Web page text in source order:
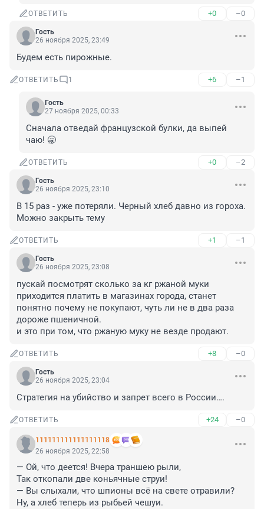
ОТВЕТИТЬ +0 –0
Гость
26 ноября 2025, 23:49
Будем есть пирожные.
ОТВЕТИТЬ 1 +6 –1
Гость
27 ноября 2025, 00:33
Сначала отведай французской булки, да выпей
чаю! 🥱
ОТВЕТИТЬ +0 –2
Гость
26 ноября 2025, 23:10
В 15 раз - уже потеряли. Черный хлеб давно из гороха.
Можно закрыть тему
ОТВЕТИТЬ +1 –1
Гость
26 ноября 2025, 23:08
пускай посмотрят сколько за кг ржаной муки
приходится платить в магазинах города, станет
понятно почему не покупают, чуть ли не в два раза
дороже пшеничной.
и это при том, что ржаную муку не везде продают.
ОТВЕТИТЬ +8 –0
Гость
26 ноября 2025, 23:04
Стратегия на убийство и запрет всего в России….
ОТВЕТИТЬ +24 –0
111111111111111118
26 ноября 2025, 22:58
— Ой, что деется! Вчера траншею рыли,
Так откопали две коньячные струи!
— Вы слыхали, что шпионы всё на свете отравили?
Ну, а хлеб теперь из рыбьей чешуи.